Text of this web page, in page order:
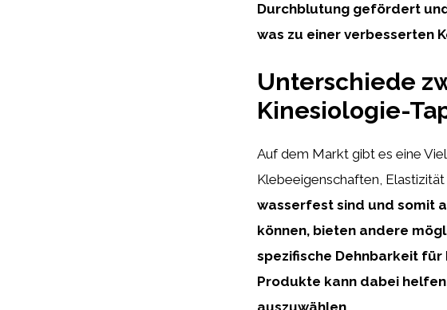
Durchblutung gefördert
was zu einer verbesserten
Unterschiede
Kinesiologie-
Auf dem Markt gibt es eine
Klebeeigenschaften,
wasserfest sind und somit
können, bieten andere
spezifische Dehnbarkeit
Produkte kann dabei
auszuwählen.